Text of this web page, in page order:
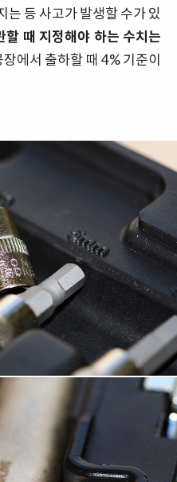
는 등 사고가 발생할 수가 있
때 지정해야 하는 수치는
에서 출하할 때 4% 기준이